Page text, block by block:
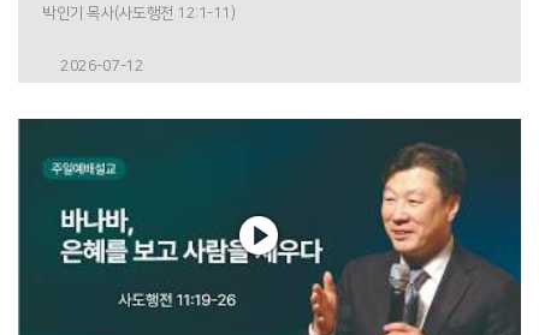
박인기 목사(사도행전 12:1-11)
2026-07-12